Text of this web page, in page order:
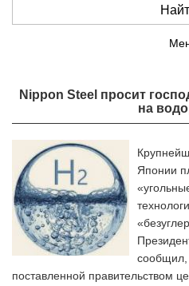
Nippon Steel просит
на
Японии
сообщил,
поставленной правительством